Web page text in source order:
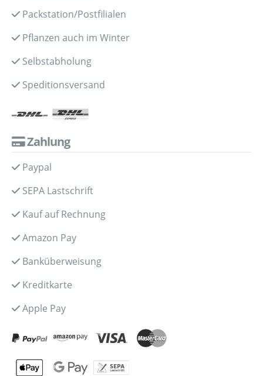
Packstation/Postfilialen
Pflanzen auch im Winter
Selbstabholung
Speditionsversand
Zahlung
Paypal
SEPA Lastschrift
Kauf auf Rechnung
Amazon Pay
Banküberweisung
Kreditkarte
Apple Pay